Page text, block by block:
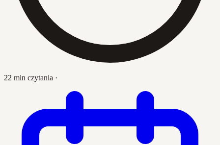
22 min czytania ·